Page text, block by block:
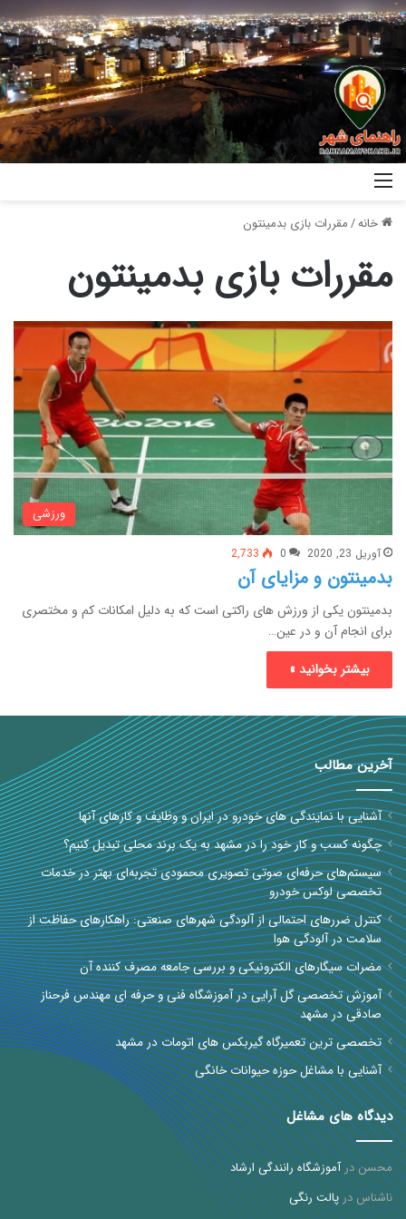
خانه/مقررات بازی بدمینتون
مقررات بازی بدمینتون
ورزشی
آوریل 23, 2020 0
2,733
بدمینتون و مزایای آن
بدمینتون یکی از ورزش های راکتی است که به دلیل امکانات کم و مختصری
برای انجام آن و در عین…
بیشتر بخوانید »
آخرین مطالب
آشنایی با نمایندگی های خودرو در ایران و وظایف و کارهای آنها
چگونه کسب و کار خود را در مشهد به یک برند محلی تبدیل کنیم؟
سیستم‌های حرفه‌ای صوتی تصویری محمودی تجربه‌ای بهتر در خدمات
تخصصی لوکس خودرو
کنترل ضررهای احتمالی از آلودگی شهرهای صنعتی: راهکارهای حفاظت از
سلامت در آلودگی هوا
مضرات سیگارهای الکترونیکی و بررسی جامعه مصرف کننده آن
آموزش تخصصی گل آرایی در آموزشگاه فنی و حرفه ای مهندس فرحناز
صادقی در مشهد
تخصصی ترین تعمیرگاه گیربکس های اتومات در مشهد
آشنایی با مشاغل حوزه حیوانات خانگی
دیدگاه های مشاغل
محسندرآموزشگاه رانندگی ارشاد
ناشناسدرپالت رنگی